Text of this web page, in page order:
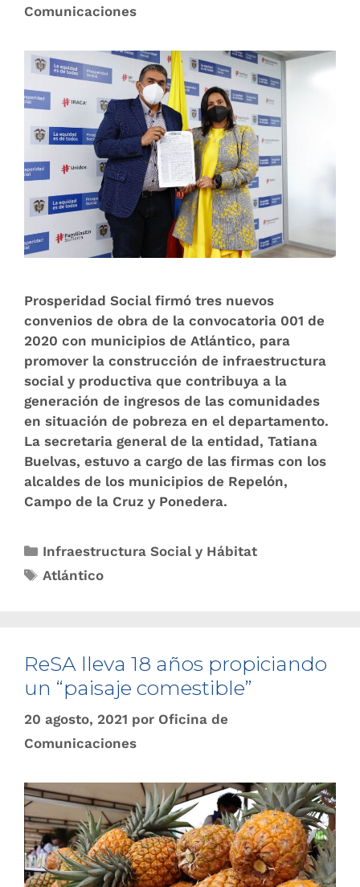
Comunicaciones
Prosperidad Social firmó tres nuevos
convenios de obra de la convocatoria 001 de
2020 con municipios de Atlántico, para
promover la construcción de infraestructura
social y productiva que contribuya a la
generación de ingresos de las comunidades
en situación de pobreza en el departamento.
La secretaria general de la entidad, Tatiana
Buelvas, estuvo a cargo de las firmas con los
alcaldes de los municipios de Repelón,
Campo de la Cruz y Ponedera.
Infraestructura Social y Hábitat
Atlántico
ReSA lleva 18 años propiciando
un “paisaje comestible”
20 agosto, 2021 por Oficina de
Comunicaciones